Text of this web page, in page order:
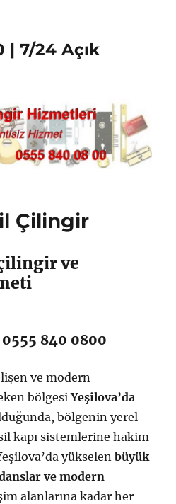
| 7/24 Açık
Çilingir
ve
840 0800
ve modern
bölgesiYeşilova’da
bölgenin yerel
kapı sistemlerine hakim
yükselenbüyük
ve modern
alanlarına kadar her